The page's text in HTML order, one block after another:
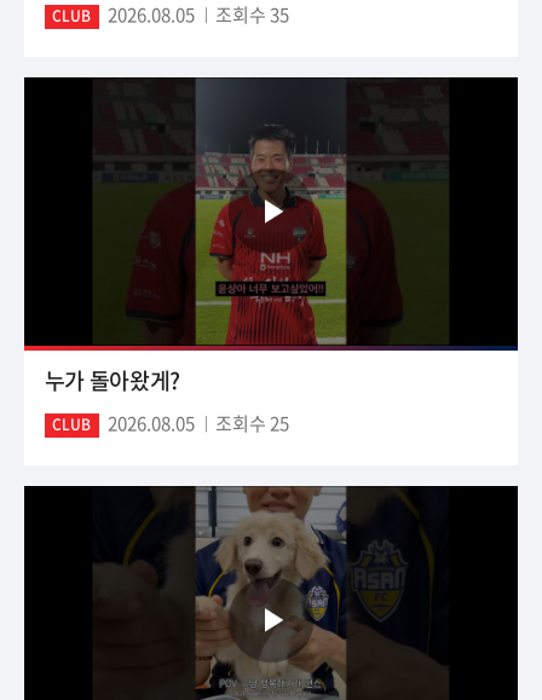
CLUB 2026.08.05 조회수 35
누가 돌아왔게?
CLUB 2026.08.05 조회수 25